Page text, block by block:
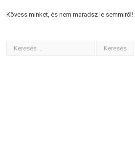
Kövess minket, és nem maradsz le semmiről!